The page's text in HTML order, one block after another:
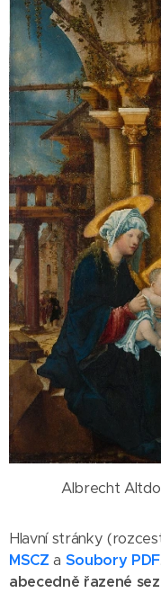
Albrecht
Hlavní stránky
MSCZ a Soubory PDF
abecedně řazené